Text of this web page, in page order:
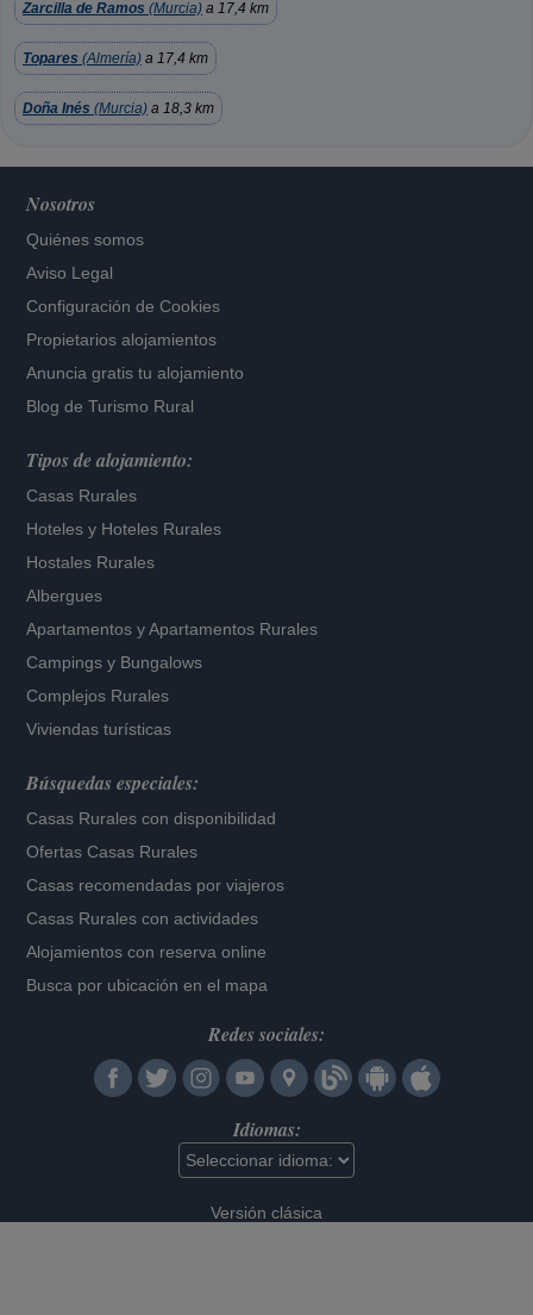
Zarcilla de Ramos (Murcia) a 17,4 km
Topares (Almería) a 17,4 km
Doña Inés (Murcia) a 18,3 km
Nosotros
Quiénes somos
Aviso Legal
Configuración de Cookies
Propietarios alojamientos
Anuncia gratis tu alojamiento
Blog de Turismo Rural
Tipos de alojamiento:
Casas Rurales
Hoteles y Hoteles Rurales
Hostales Rurales
Albergues
Apartamentos yApartamentos Rurales
Campings y Bungalows
Complejos Rurales
Viviendas turísticas
Búsquedas especiales:
Casas Rurales con disponibilidad
Ofertas Casas Rurales
Casas recomendadas por viajeros
Casas Rurales con actividades
Alojamientos con reserva online
Busca por ubicación en el mapa
Redes sociales:
Idiomas:
Versión clásica